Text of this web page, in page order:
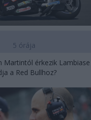
5 órája
Martintól érkezik Lambiase
a Red Bullhoz?